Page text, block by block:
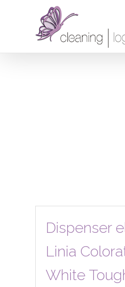
Dispenser
Linia
White